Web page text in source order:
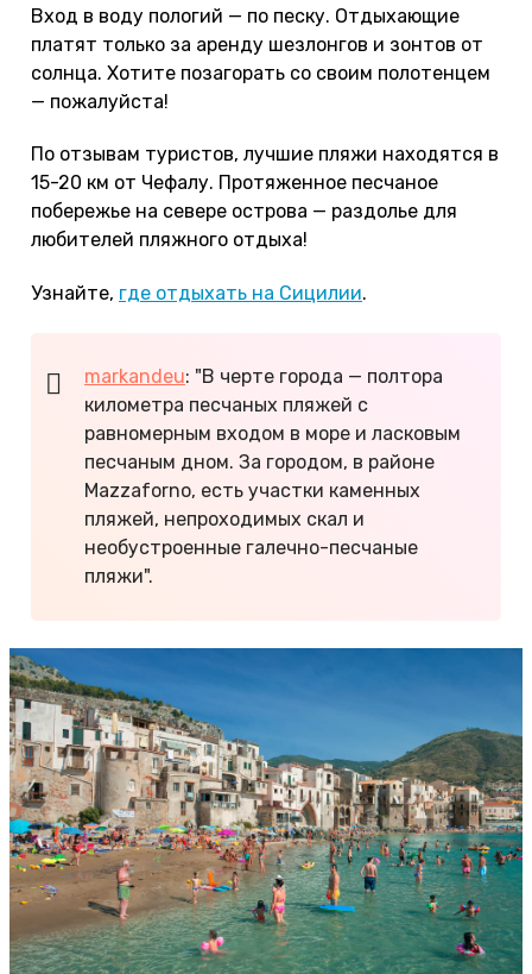
Вход в воду пологий — по песку. Отдыхающие
платят только за аренду шезлонгов и зонтов от
солнца. Хотите позагорать со своим полотенцем
— пожалуйста!
По отзывам туристов, лучшие пляжи находятся в
15-20 км от Чефалу. Протяженное песчаное
побережье на севере острова — раздолье для
любителей пляжного отдыха!
Узнайте, где отдыхать на Сицилии.
markandeu: "В черте города — полтора
километра песчаных пляжей с
равномерным входом в море и ласковым
песчаным дном. За городом, в районе
Mazzaforno, есть участки каменных
пляжей, непроходимых скал и
необустроенные галечно-песчаные
пляжи".